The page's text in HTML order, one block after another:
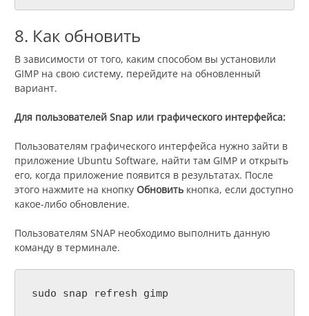
8. Как обновить
В зависимости от того, каким способом вы установили
GIMP на свою систему, перейдите на обновленный
вариант.
Для пользователей Snap или графического интерфейса:
Пользователям графического интерфейса нужно зайти в
приложение Ubuntu Software, найти там GIMP и открыть
его, когда приложение появится в результатах. После
этого нажмите на кнопку Обновить кнопка, если доступно
какое-либо обновление.
Пользователям SNAP необходимо выполнить данную
команду в терминале.
sudo snap refresh gimp